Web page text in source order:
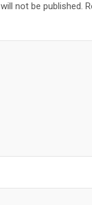
not be published.